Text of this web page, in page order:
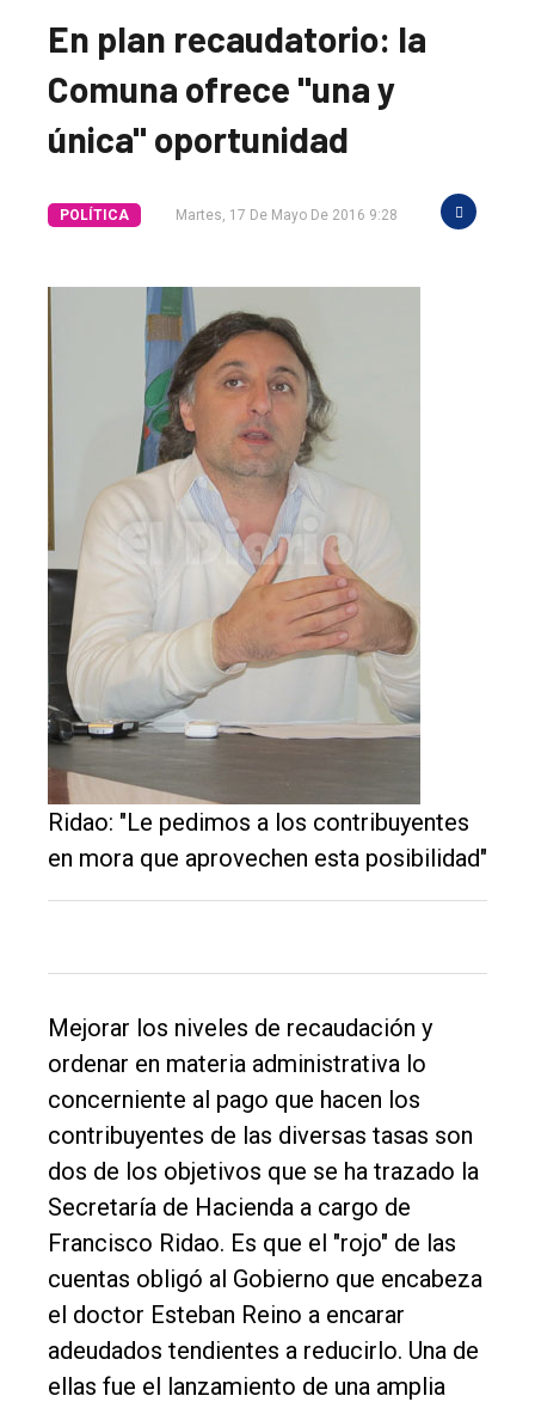
El
único
DIARIO
Balcarce
Inicio
General
Política
Cultura
Entrevistas
Rural
Deportes
Fúnebres
Edición
Empresa
En plan recaudatorio: la
Comuna ofrece "una y
única" oportunidad
POLÍTICA Martes, 17 De Mayo De 2016 9:28
Ridao: "Le pedimos a los contribuyentes
en mora que aprovechen esta posibilidad"
Mejorar los niveles de recaudación y
ordenar en materia administrativa lo
concerniente al pago que hacen los
contribuyentes de las diversas tasas son
dos de los objetivos que se ha trazado la
Secretaría de Hacienda a cargo de
Francisco Ridao. Es que el "rojo" de las
cuentas obligó al Gobierno que encabeza
el doctor Esteban Reino a encarar
adeudados tendientes a reducirlo. Una de
ellas fue el lanzamiento de una amplia